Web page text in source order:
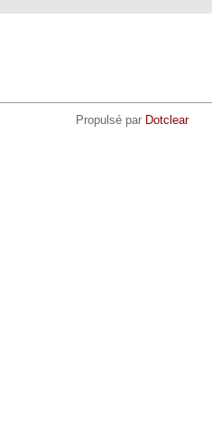
Propulsé par Dotclear